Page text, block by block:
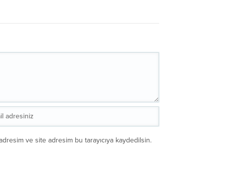
ve site adresim bu tarayıcıya kaydedilsin.